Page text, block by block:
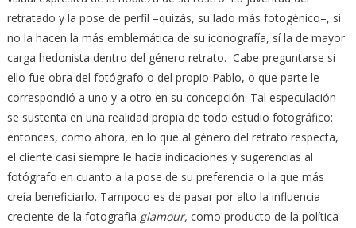
retratado y la pose de perfil –quizás, su lado más fotogénico–, si
no la hacen la más emblemática de su iconografía, sí la de mayor
carga hedonista dentro del género retrato. Cabe preguntarse si
ello fue obra del fotógrafo o del propio Pablo, o que parte le
correspondió a uno y a otro en su concepción. Tal especulación
se sustenta en una realidad propia de todo estudio fotográfico:
entonces, como ahora, en lo que al género del retrato respecta,
el cliente casi siempre le hacía indicaciones y sugerencias al
fotógrafo en cuanto a la pose de su preferencia o la que más
creía beneficiarlo. Tampoco es de pasar por alto la influencia
creciente de la fotografía glamour, como producto de la política